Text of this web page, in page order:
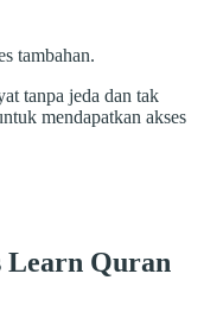
tambahan.
tanpa jeda dan tak
mendapatkan akses
Learn Quran